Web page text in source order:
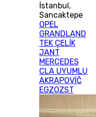
İstanbul,
Sancaktepe
OPEL
GRANDLAND
TEK ÇELİK
JANT
MERCEDES
CLA UYUMLU
AKRAPOVİČ
EGZOZST